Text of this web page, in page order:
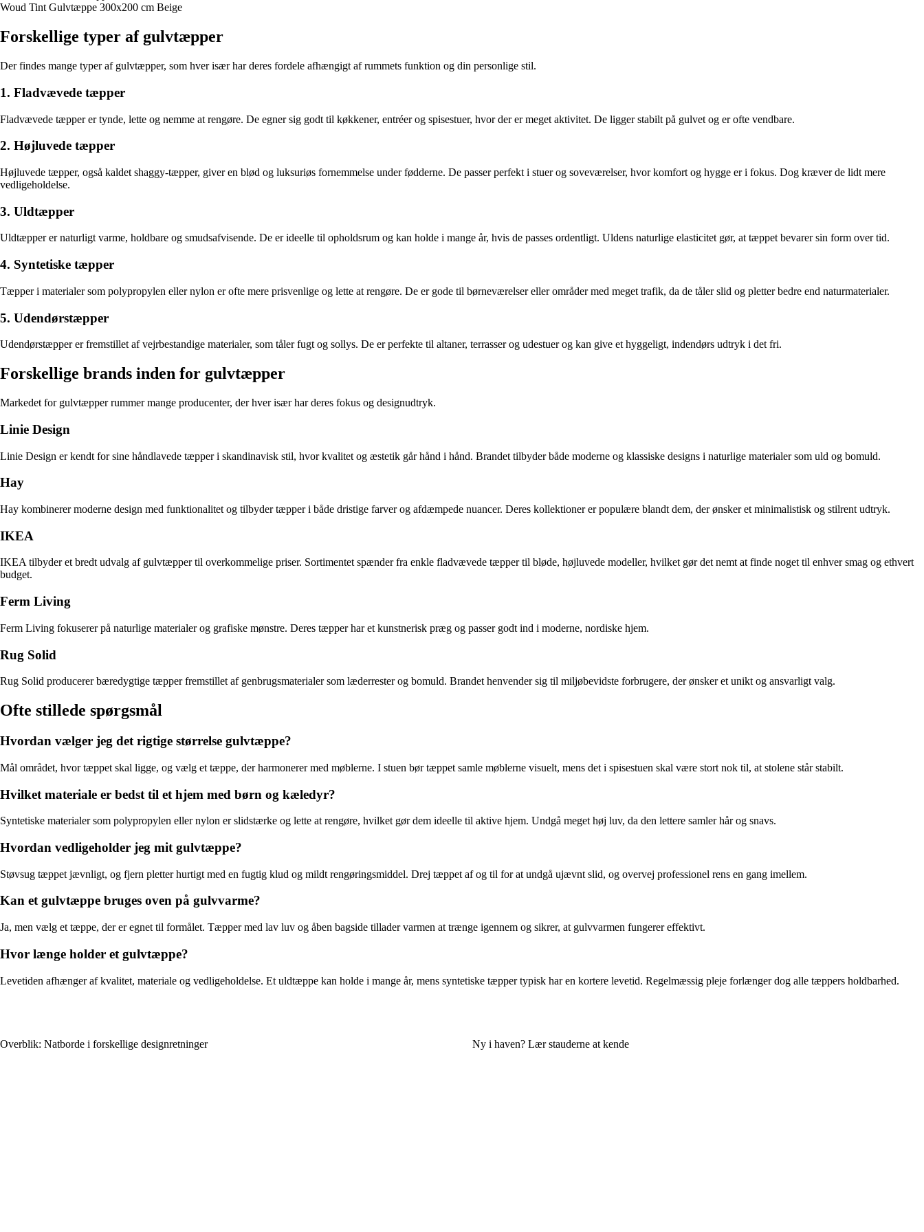
Woud Tint Gulvtæppe 300x200 cm Beige
Forskellige typer af gulvtæpper
Der findes mange typer af gulvtæpper, som hver især har deres fordele afhængigt af rummets funktion og din personlige stil.
1. Fladvævede tæpper
Fladvævede tæpper er tynde, lette og nemme at rengøre. De egner sig godt til køkkener, entréer og spisestuer, hvor der er meget aktivitet. De ligger stabilt på gulvet og er ofte vendbare.
2. Højluvede tæpper
Højluvede tæpper, også kaldet shaggy-tæpper, giver en blød og luksuriøs fornemmelse under fødderne. De passer perfekt i stuer og soveværelser, hvor komfort og hygge er i fokus. Dog kræver de lidt mere
vedligeholdelse.
3. Uldtæpper
Uldtæpper er naturligt varme, holdbare og smudsafvisende. De er ideelle til opholdsrum og kan holde i mange år, hvis de passes ordentligt. Uldens naturlige elasticitet gør, at tæppet bevarer sin form over tid.
4. Syntetiske tæpper
Tæpper i materialer som polypropylen eller nylon er ofte mere prisvenlige og lette at rengøre. De er gode til børneværelser eller områder med meget trafik, da de tåler slid og pletter bedre end naturmaterialer.
5. Udendørstæpper
Udendørstæpper er fremstillet af vejrbestandige materialer, som tåler fugt og sollys. De er perfekte til altaner, terrasser og udestuer og kan give et hyggeligt, indendørs udtryk i det fri.
Forskellige brands inden for gulvtæpper
Markedet for gulvtæpper rummer mange producenter, der hver især har deres fokus og designudtryk.
Linie Design
Linie Design er kendt for sine håndlavede tæpper i skandinavisk stil, hvor kvalitet og æstetik går hånd i hånd. Brandet tilbyder både moderne og klassiske designs i naturlige materialer som uld og bomuld.
Hay
Hay kombinerer moderne design med funktionalitet og tilbyder tæpper i både dristige farver og afdæmpede nuancer. Deres kollektioner er populære blandt dem, der ønsker et minimalistisk og stilrent udtryk.
IKEA
IKEA tilbyder et bredt udvalg af gulvtæpper til overkommelige priser. Sortimentet spænder fra enkle fladvævede tæpper til bløde, højluvede modeller, hvilket gør det nemt at finde noget til enhver smag og ethvert
budget.
Ferm Living
Ferm Living fokuserer på naturlige materialer og grafiske mønstre. Deres tæpper har et kunstnerisk præg og passer godt ind i moderne, nordiske hjem.
Rug Solid
Rug Solid producerer bæredygtige tæpper fremstillet af genbrugsmaterialer som læderrester og bomuld. Brandet henvender sig til miljøbevidste forbrugere, der ønsker et unikt og ansvarligt valg.
Ofte stillede spørgsmål
Hvordan vælger jeg det rigtige størrelse gulvtæppe?
Mål området, hvor tæppet skal ligge, og vælg et tæppe, der harmonerer med møblerne. I stuen bør tæppet samle møblerne visuelt, mens det i spisestuen skal være stort nok til, at stolene står stabilt.
Hvilket materiale er bedst til et hjem med børn og kæledyr?
Syntetiske materialer som polypropylen eller nylon er slidstærke og lette at rengøre, hvilket gør dem ideelle til aktive hjem. Undgå meget høj luv, da den lettere samler hår og snavs.
Hvordan vedligeholder jeg mit gulvtæppe?
Støvsug tæppet jævnligt, og fjern pletter hurtigt med en fugtig klud og mildt rengøringsmiddel. Drej tæppet af og til for at undgå ujævnt slid, og overvej professionel rens en gang imellem.
Kan et gulvtæppe bruges oven på gulvvarme?
Ja, men vælg et tæppe, der er egnet til formålet. Tæpper med lav luv og åben bagside tillader varmen at trænge igennem og sikrer, at gulvvarmen fungerer effektivt.
Hvor længe holder et gulvtæppe?
Levetiden afhænger af kvalitet, materiale og vedligeholdelse. Et uldtæppe kan holde i mange år, mens syntetiske tæpper typisk har en kortere levetid. Regelmæssig pleje forlænger dog alle tæppers holdbarhed.
Overblik: Natborde i forskellige designretninger Ny i haven? Lær stauderne at kende